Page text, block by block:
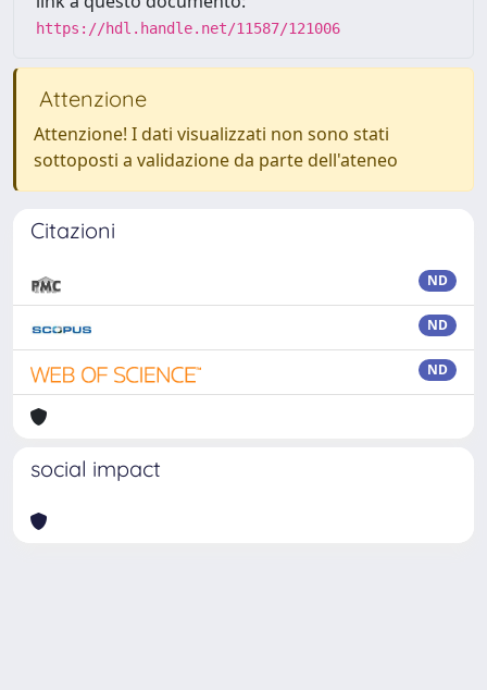
https://hdl.handle.net/11587/121006
Attenzione
Attenzione! I dati visualizzati non sono stati
sottoposti a validazione da parte dell'ateneo
Citazioni
ND
ND
ND
social impact